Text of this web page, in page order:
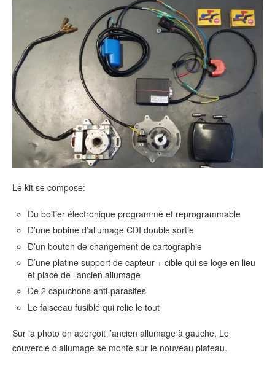
Le kit se compose:
Du boitier électronique programmé et reprogrammable
D’une bobine d’allumage CDI double sortie
D’un bouton de changement de cartographie
D’une platine support de capteur + cible qui se loge en lieu
et place de l’ancien allumage
De 2 capuchons anti-parasites
Le faisceau fusiblé qui relie le tout
Sur la photo on aperçoit l’ancien allumage à gauche. Le
couvercle d’allumage se monte sur le nouveau plateau.